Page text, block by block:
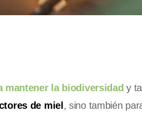
mantener la biodiversidad y
de miel , sino también